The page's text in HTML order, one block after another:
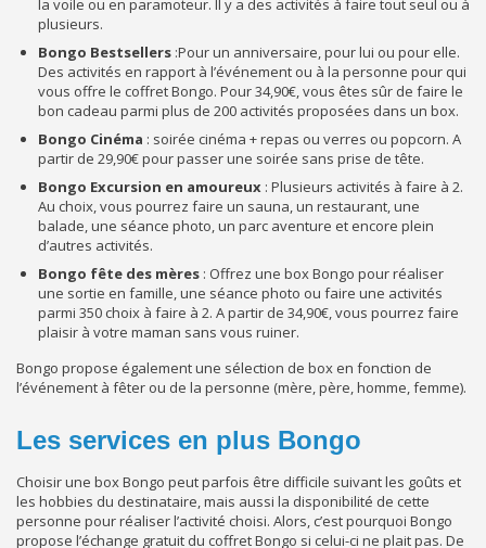
la voile ou en paramoteur. Il y a des activités à faire tout seul ou à
plusieurs.
Bongo Bestsellers :Pour un anniversaire, pour lui ou pour elle.
Des activités en rapport à l’événement ou à la personne pour qui
vous offre le coffret Bongo. Pour 34,90€, vous êtes sûr de faire le
bon cadeau parmi plus de 200 activités proposées dans un box.
Bongo Cinéma : soirée cinéma + repas ou verres ou popcorn. A
partir de 29,90€ pour passer une soirée sans prise de tête.
Bongo Excursion en amoureux : Plusieurs activités à faire à 2.
Au choix, vous pourrez faire un sauna, un restaurant, une
balade, une séance photo, un parc aventure et encore plein
d’autres activités.
Bongo fête des mères : Offrez une box Bongo pour réaliser
une sortie en famille, une séance photo ou faire une activités
parmi 350 choix à faire à 2. A partir de 34,90€, vous pourrez faire
plaisir à votre maman sans vous ruiner.
Bongo propose également une sélection de box en fonction de
l’événement à fêter ou de la personne (mère, père, homme, femme).
Les services en plus Bongo
Choisir une box Bongo peut parfois être difficile suivant les goûts et
les hobbies du destinataire, mais aussi la disponibilité de cette
personne pour réaliser l’activité choisi. Alors, c’est pourquoi Bongo
propose l’échange gratuit du coffret Bongo si celui-ci ne plait pas. De